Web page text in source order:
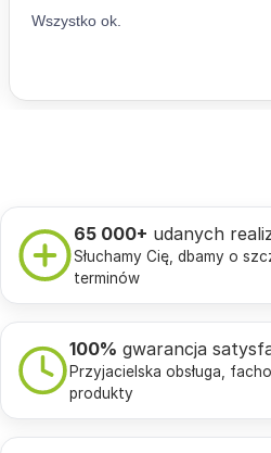
65 000+ udanych
Słuchamy Cię, dbamy o
terminów
100% gwarancja
Przyjacielska obsługa,
produkty